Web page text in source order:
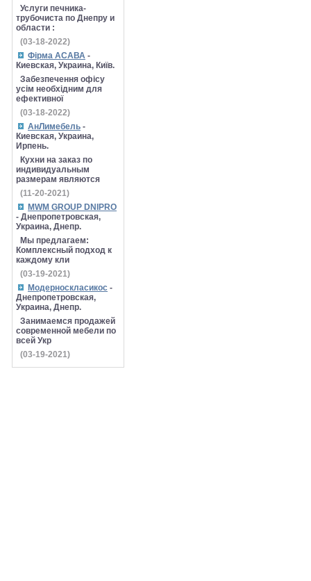
Услуги печника-
трубочиста по Днепру и
области :
(03-18-2022)
Фірма АСАВА -
Киевская, Украина, Київ.
Забезпечення офісу
усім необхідним для
ефективної
(03-18-2022)
АнЛимебель -
Киевская, Украина,
Ирпень.
Кухни на заказ по
индивидуальным
размерам являются
(11-20-2021)
MWM GROUP DNIPRO
- Днепропетровская,
Украина, Днепр.
Мы предлагаем:
Комплексный подход к
каждому кли
(03-19-2021)
Модерноскласикос -
Днепропетровская,
Украина, Днепр.
Занимаемся продажей
современной мебели по
всей Укр
(03-19-2021)